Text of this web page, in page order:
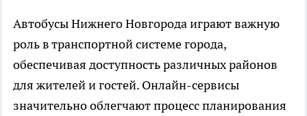
Автобусы Нижнего Новгорода играют важную
роль в транспортной системе города,
обеспечивая доступность различных районов
для жителей и гостей. Онлайн-сервисы
значительно облегчают процесс планирования